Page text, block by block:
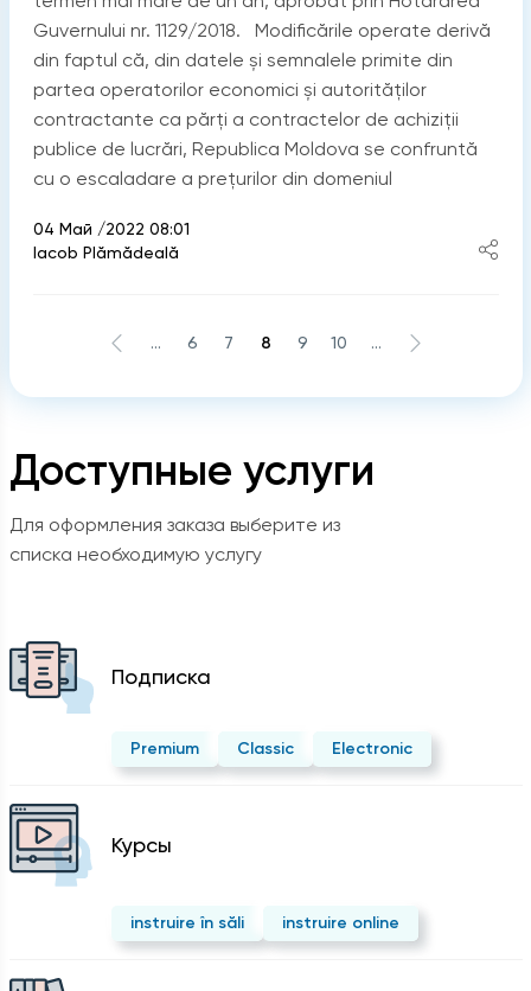
Доступные услуги
Для оформления заказа выберите из
списка необходимую услугу
Подписка
Premium Classic Electronic
Курсы
instruire în săli instruire online
Guvernului nr. 1129/2018. Modificările operate derivă
din faptul că, din datele și semnalele primite din
partea operatorilor economici și autorităților
contractante ca părți a contractelor de achiziții
publice de lucrări, Republica Moldova se confruntă
cu o escaladare a prețurilor din domeniul
04 Май /2022 08:01
Iacob Plămădeală
... 6 7 8 9 10 ...